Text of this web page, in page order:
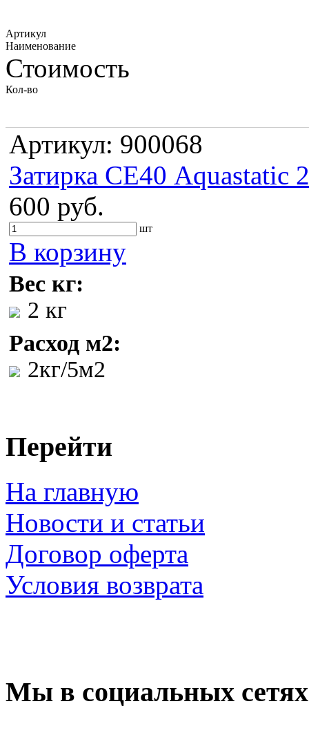
Артикул
Наименование
Стоимость
Кол-во
Артикул: 900068
Затирка СЕ40 Aquastatic
600 руб.
шт
В корзину
Вес кг:
2 кг
Расход м2:
2кг/5м2
Перейти
На главную
Новости и статьи
Договор оферта
Условия возврата
Мы в социальных сетях